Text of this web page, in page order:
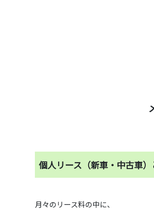
個人リース（新車・中古車）
月々のリース料の中に、